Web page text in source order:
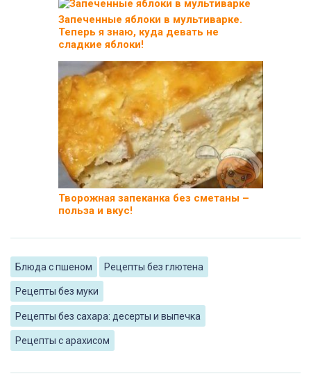
Запеченные яблоки в мультиварке.
Теперь я знаю, куда девать не
сладкие яблоки!
Творожная запеканка без сметаны –
польза и вкус!
Блюда с пшеном Рецепты без глютена
Рецепты без муки
Рецепты без сахара: десерты и выпечка
Рецепты с арахисом